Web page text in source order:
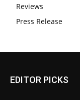
Reviews
Press Release
EDITOR PICKS